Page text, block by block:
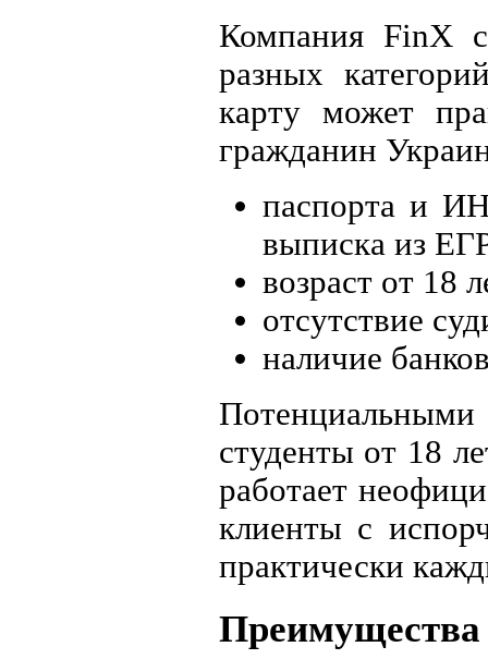
Компания FinX
разных
карту может
гражданин
паспорта и
выписка из
возраст от 18
отсутствие
наличие
студенты от 18
работает
клиенты с
практически
Преимущества